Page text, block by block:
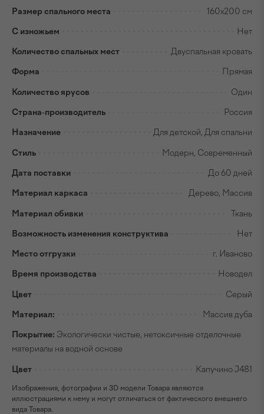
Размер спального места 160x200 см
С изножьем Нет
Количество спальных мест Двуспальная кровать
Форма Прямая
Количество ярусов Один
Страна-производитель Россия
Назначение Для детской, Для спальни
Стиль Модерн, Современный
Дата поставки До 60 дней
Материал каркаса Дерево, Массив
Материал обивки Ткань
Возможность изменения конструктива Нет
Место отгрузки г. Иваново
Время производства Новодел
Цвет Серый
Материал: Массив дуба
Покрытие: Экологически чистые, нетоксичные отделочные
материалы на водной основе
Цвет Капучино J481
Изображения, фотографии и 3D модели Товара являются
иллюстрациями к нему и могут отличаться от фактического внешнего
вида Товара.